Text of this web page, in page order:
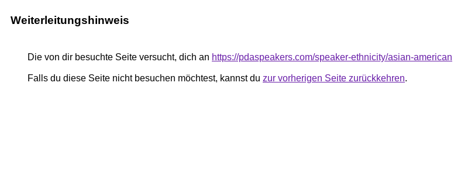
Weiterleitungshinweis
Die von dir besuchte Seite versucht, dich an https://pdaspeakers.com/speaker-ethnicity/asian-american
Falls du diese Seite nicht besuchen möchtest, kannst du zur vorherigen Seite zurückkehren.